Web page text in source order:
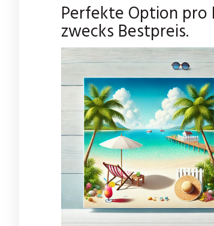
Perfekte Option pro
zwecks Bestpreis.